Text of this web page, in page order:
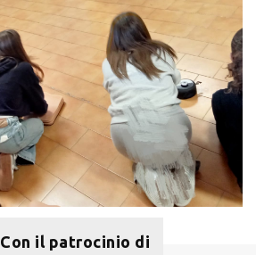
Con il patrocinio di